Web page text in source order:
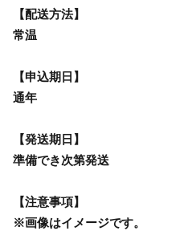
【配送方法】
常温
【申込期日】
通年
【発送期日】
準備でき次第発送
【注意事項】
※画像はイメージです。